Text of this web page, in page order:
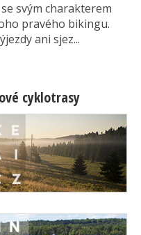
svým charakterem
pravého bikingu.
ani sjez...
cyklotrasy